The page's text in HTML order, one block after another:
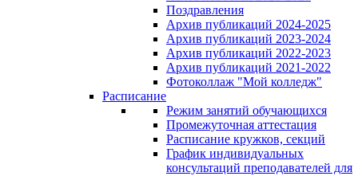
Поздравления
Архив публикаций 2024-2025
Архив публикаций 2023-2024
Архив публикаций 2022-2023
Архив публикаций 2021-2022
Фотоколлаж "Мой колледж"
Расписание
Режим занятий обучающихся
Промежуточная аттестация
Расписание кружков, секций
График индивидуальных
консультаций преподавателей для